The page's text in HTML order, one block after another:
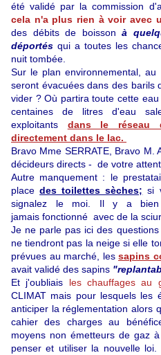
été validé par la commission
cela n'a plus rien à voir avec
des débits de boisson à
déportés qui a toutes les
nuit tombée.
Sur le plan environnemental,
seront évacuées dans des barils
vider ? Où partira toute cette
centaines de litres d'eau
exploitants
dans le réseau
directement dans le lac.
Bravo Mme SERRATE, Bravo
décideurs directs - de votre
Autre manquement : le
placedes toilettes sèches; si
signalez le moi. Il y a
jamais fonctionné avec de la
Je ne parle pas ici des
ne tiendront pas la neige si elle
prévues au marché, les sapins
avait validé des sapins "
Et j'oubliais les chauffages au
CLIMAT mais pour lesquels les
anticiper la réglementation alors
cahier des charges au
moyens non émetteurs de gaz
penser et utiliser la nouvelle